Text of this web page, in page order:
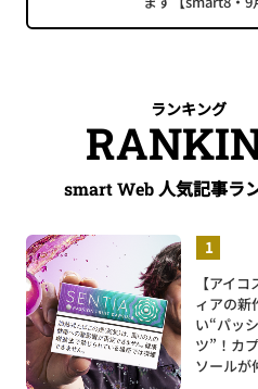
ランキング
smart Web人気記事ラ
【アイ
ィアの新
い“パッ
ツ”！カ
ソールが